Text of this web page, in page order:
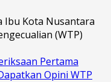
Ibu Kota Nusantara
(WTP)
Pertama
Opini WTP